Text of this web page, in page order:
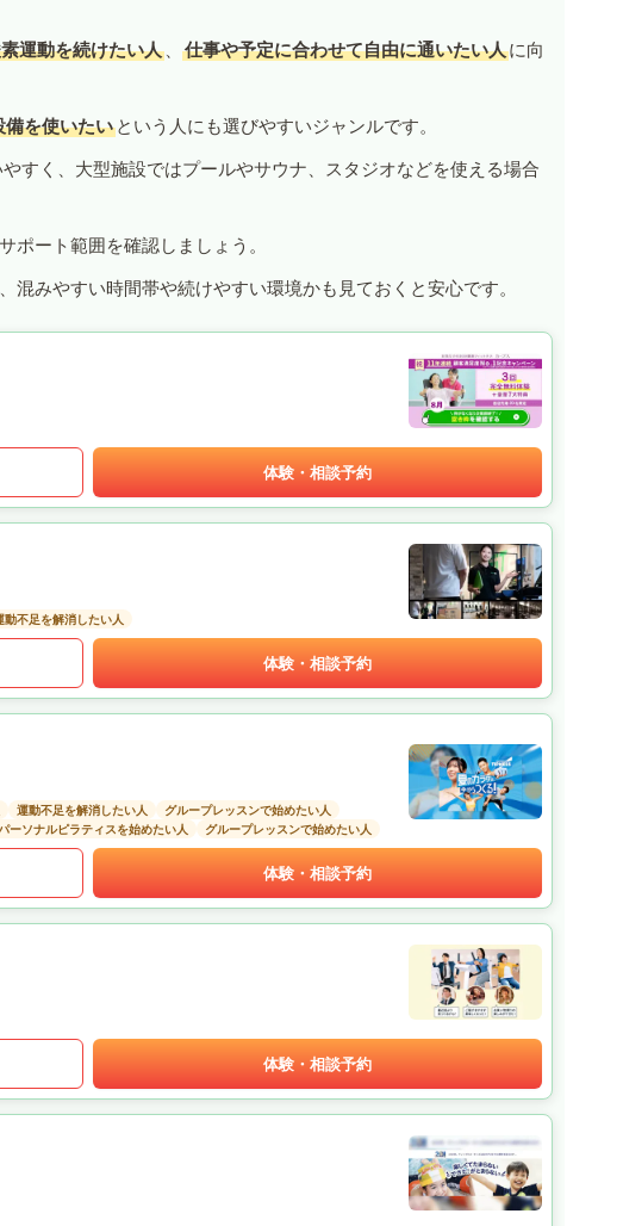
運動を続けたい人 、 仕事や予定に合わせて自由に通いたい人に向
を使いたい という人にも選びやすいジャンルです。
すく、大型施設ではプールやサウナ、スタジオなどを使える場合
ポート範囲を確認しましょう。
混みやすい時間帯や続けやすい環境かも見ておくと安心です。
体験・相談予約
動不足を解消したい人
体験・相談予約
運動不足を解消したい人
グループレッスンで始めたい人
ーソナルピラティスを始めたい人 グループレッスンで始めたい人
体験・相談予約
体験・相談予約